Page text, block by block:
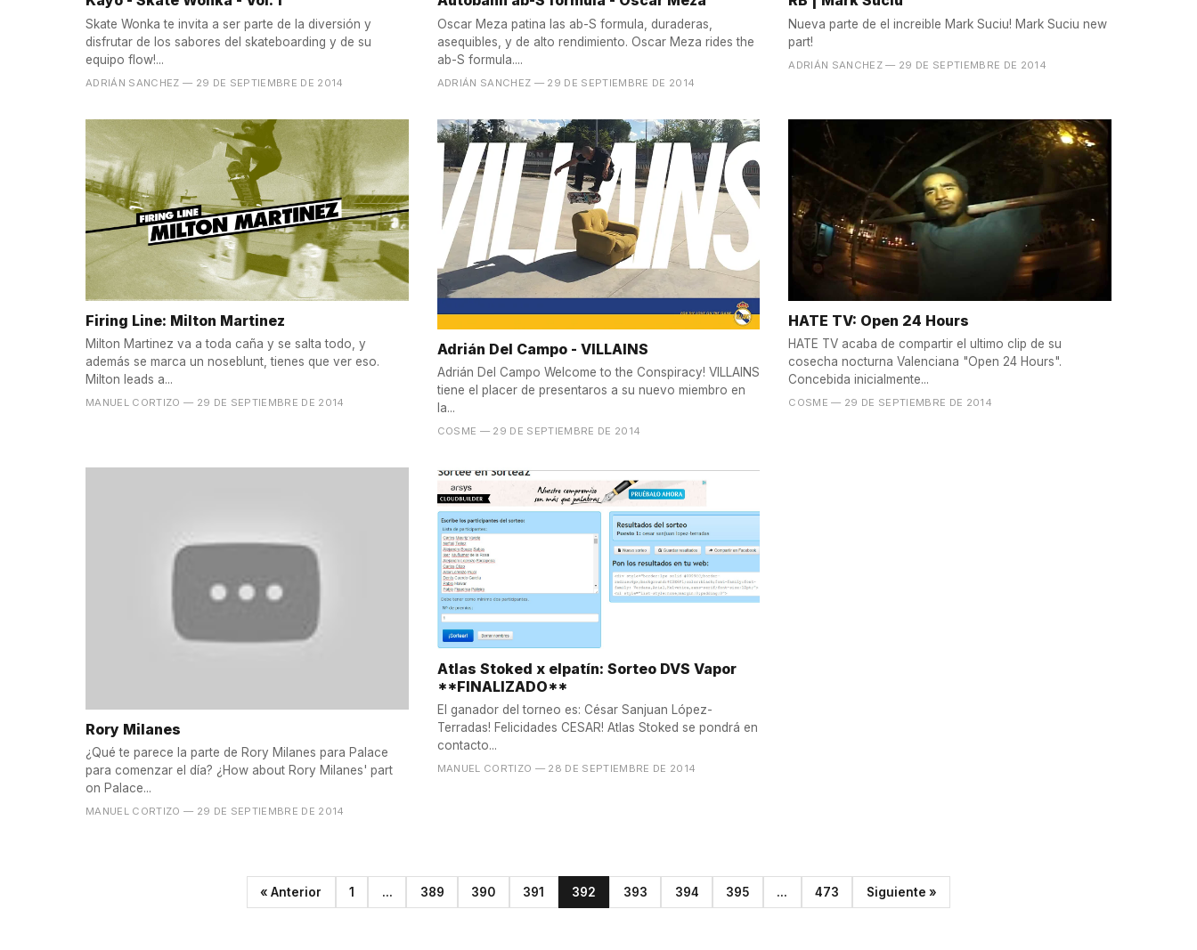
Skate Wonka te invita a ser parte de la diversión y
disfrutar de los sabores del skateboarding y de su
equipo flow!...
ADRIÁN SANCHEZ — 29 DE SEPTIEMBRE DE 2014
Oscar Meza patina las ab-S formula, duraderas,
asequibles, y de alto rendimiento. Oscar Meza rides the
ab-S formula....
ADRIÁN SANCHEZ — 29 DE SEPTIEMBRE DE 2014
Nueva parte de el increible Mark Suciu! Mark Suciu new
part!
ADRIÁN SANCHEZ — 29 DE SEPTIEMBRE DE 2014
Firing Line: Milton Martinez
Milton Martinez va a toda caña y se salta todo, y
además se marca un noseblunt, tienes que ver eso.
Milton leads a...
MANUEL CORTIZO — 29 DE SEPTIEMBRE DE 2014
Adrián Del Campo - VILLAINS
Adrián Del Campo Welcome to the Conspiracy! VILLAINS
tiene el placer de presentaros a su nuevo miembro en
la...
COSME — 29 DE SEPTIEMBRE DE 2014
HATE TV: Open 24 Hours
HATE TV acaba de compartir el ultimo clip de su
cosecha nocturna Valenciana "Open 24 Hours".
Concebida inicialmente...
COSME — 29 DE SEPTIEMBRE DE 2014
Rory Milanes
¿Qué te parece la parte de Rory Milanes para Palace
para comenzar el día? ¿How about Rory Milanes' part
on Palace...
MANUEL CORTIZO — 29 DE SEPTIEMBRE DE 2014
Atlas Stoked x elpatín: Sorteo DVS Vapor
**FINALIZADO**
El ganador del torneo es: César Sanjuan López-
Terradas! Felicidades CESAR! Atlas Stoked se pondrá en
contacto...
MANUEL CORTIZO — 28 DE SEPTIEMBRE DE 2014
« Anterior 1 ... 389 390 391 392 393 394 395 ... 473 Siguiente »